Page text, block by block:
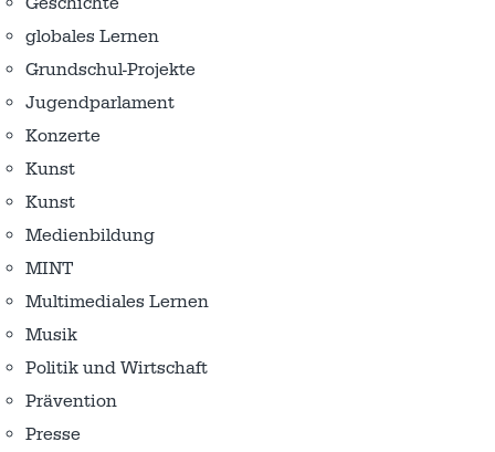
globales Lernen
Grundschul-Projekte
Jugendparlament
Konzerte
Kunst
Kunst
Medienbildung
MINT
Multimediales Lernen
Musik
Politik und Wirtschaft
Prävention
Presse